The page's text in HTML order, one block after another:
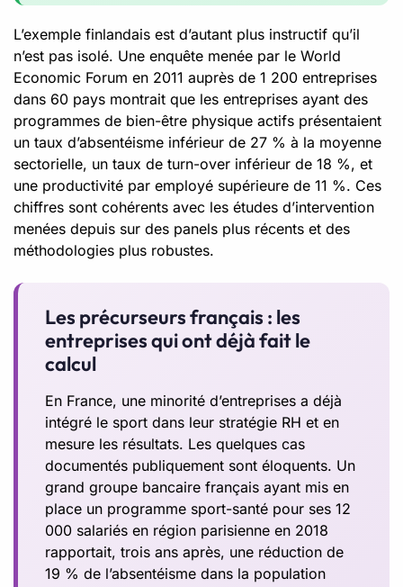
L’exemple finlandais est d’autant plus instructif qu’il
n’est pas isolé. Une enquête menée par le World
Economic Forum en 2011 auprès de 1 200 entreprises
dans 60 pays montrait que les entreprises ayant des
programmes de bien-être physique actifs présentaient
un taux d’absentéisme inférieur de 27 % à la moyenne
sectorielle, un taux de turn-over inférieur de 18 %, et
une productivité par employé supérieure de 11 %. Ces
chiffres sont cohérents avec les études d’intervention
menées depuis sur des panels plus récents et des
méthodologies plus robustes.
Les précurseurs français : les
entreprises qui ont déjà fait le
calcul
En France, une minorité d’entreprises a déjà
intégré le sport dans leur stratégie RH et en
mesure les résultats. Les quelques cas
documentés publiquement sont éloquents. Un
grand groupe bancaire français ayant mis en
place un programme sport-santé pour ses 12
000 salariés en région parisienne en 2018
rapportait, trois ans après, une réduction de
19 % de l’absentéisme dans la population